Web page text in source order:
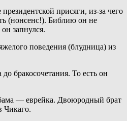
присяги, из-за чего
(нонсенс!). Библию он не
запнулся.
поведения (блудница) из
бракосочетания. То есть он
— еврейка. Двоюродный брат